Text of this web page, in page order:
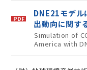
DNE21モデル
出動向に関す
Simulation of
America with